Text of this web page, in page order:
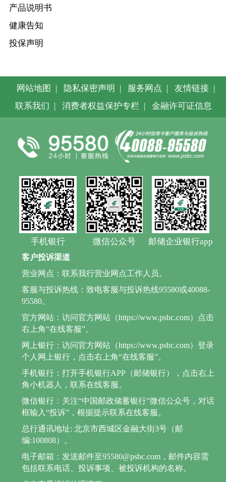
产品说明书
健康告知
投保声明
网站地图 | 隐私保密声明 | 服务网点 | 友情链接 |
联系我们 | 消费者权益保护专栏 | 金融许可证信息
手机银行 微信公众号 邮储企业银行app
客户投诉渠道
营业网点：联系我行营业网点工作人员。
客服与投诉热线：致电客服与投诉热线95580或40088-
95580。
官方网站：访问官方网站（https://www.psbc.com）点击
右上角“在线客服”。
网上银行：访问官方网站（https://www.psbc.com）登录
个人网上银行，点击右上角“在线客服”。
手机银行：打开手机银行APP（邮储银行），点击右上
角小机器人，联系在线客服。
微信银行：关注“中国邮政储蓄银行”微信公众号，对话
框输入“投诉”，根据提示联系在线客服。
总行通讯地址: 北京市西城区金融大街3号（邮
编:100808）。
电子邮箱：发送邮件至95580@psbc.com，邮件内容需
包括联系电话、投诉事项、被投诉机构的名称。